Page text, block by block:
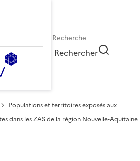
Rechercher
Populations et territoires exposés aux
dans les ZAS de la région Nouvelle-Aquitaine